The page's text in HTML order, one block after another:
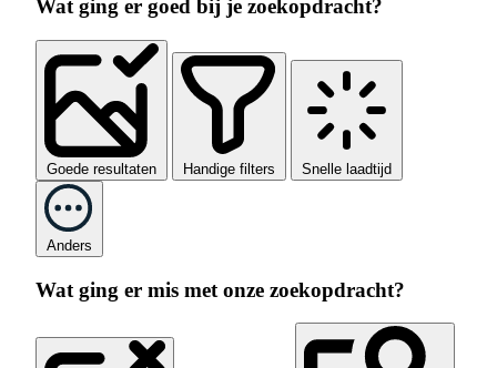
Wat ging er goed bij je zoekopdracht?
Goede resultaten Handige filters Snelle laadtijd
Anders
Wat ging er mis met onze zoekopdracht?